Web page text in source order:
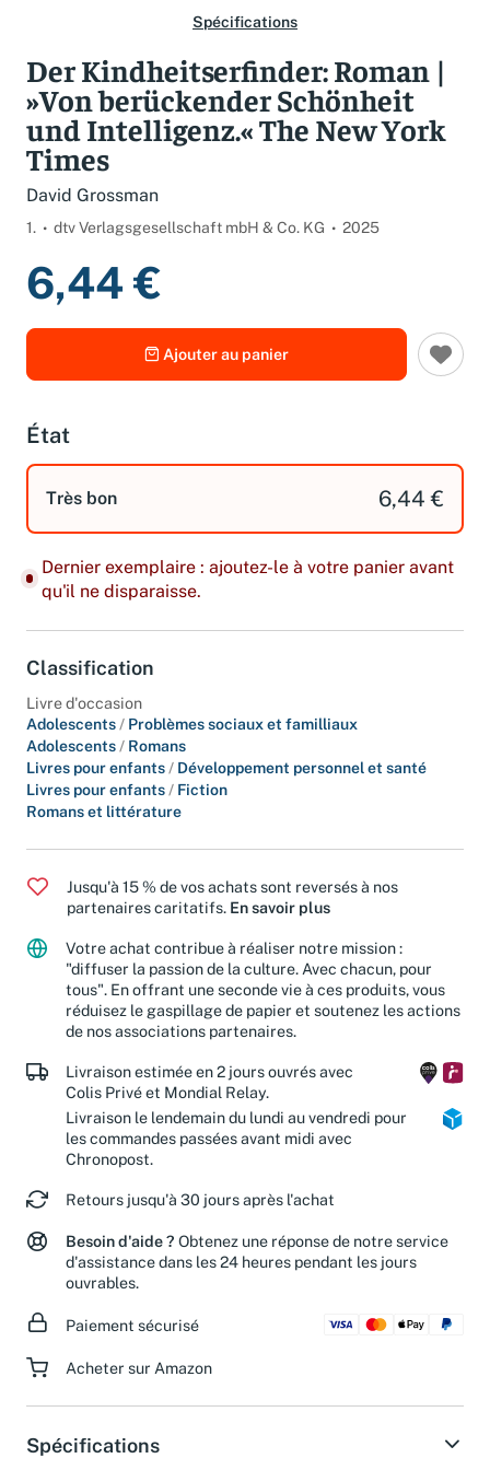
Der Kindheitserfinder: Roman |
»Von berückender Schönheit
und Intelligenz.« The New York
Times
6,44 €
Ajouter au panier
État
6,44 €
Dernier exemplaire : ajoutez-le à votre panier avant
qu'il ne disparaisse.
Classification
Livre d'occasion
Adolescents / Problèmes sociaux et familliaux
Adolescents/Romans
Livres pour enfants / Développement personnel et santé
Livres pour enfants/Fiction
Jusqu'à 15 % de vos achats sont reversés à nos
partenaires caritatifs.
En savoir plus
Votre achat contribue à réaliser notre mission :
"diffuser la passion de la culture. Avec chacun, pour
tous". En offrant une seconde vie à ces produits, vous
réduisez le gaspillage de papier et soutenez les actions
de nos associations partenaires.
Livraison estimée en 2 jours ouvrés avec
Colis Privé et Mondial Relay.
Livraison le lendemain du lundi au vendredi pour
les commandes passées avant midi avec
Chronopost.
Retours jusqu'à 30 jours après l'achat
Besoin d'aide ?Obtenez une réponse de notre service
d'assistance dans les 24 heures pendant les jours
Spécifications